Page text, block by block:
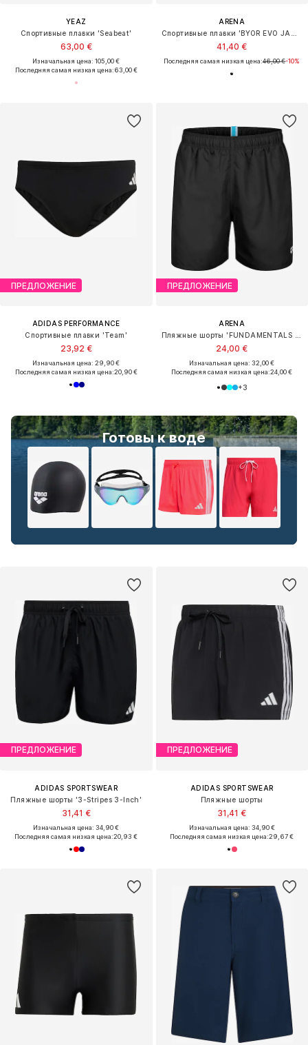
YEAZ
Спортивные плавки 'Seabeat'
63,00 €
Изначальная цена: 105,00 €
Последняя самая низкая цена:63,00 €
ARENA
41,40 €
Последняя самая низкая цена:46,00 €-10%
ПРЕДЛОЖЕНИЕ
ADIDAS PERFORMANCE
Спортивные плавки 'Team'
23,92 €
Изначальная цена: 29,90 €
Последняя самая низкая цена:20,90 €
Готовы к воде
ПРЕДЛОЖЕНИЕ
ARENA
24,00 €
Изначальная цена: 32,00 €
Последняя самая низкая цена:24,00 €
+3
ПРЕДЛОЖЕНИЕ
ADIDAS SPORTSWEAR
Пляжные шорты '3-Stripes 3-Inch'
31,41 €
Изначальная цена: 34,90 €
Последняя самая низкая цена:20,93 €
ПРЕДЛОЖЕНИЕ
ADIDAS SPORTSWEAR
Пляжные шорты
31,41 €
Изначальная цена: 34,90 €
Последняя самая низкая цена:29,67 €